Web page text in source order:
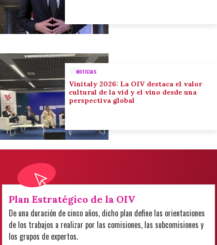
NOTICIAS
Vinitaly 2026: La OIV destaca el valor
cultural de la vid y el vino desde una
perspectiva global
Plan Estratégico de la OIV
De una duración de cinco años, dicho plan define las orientaciones
de los trabajos a realizar por las comisiones, las subcomisiones y
los grupos de expertos.